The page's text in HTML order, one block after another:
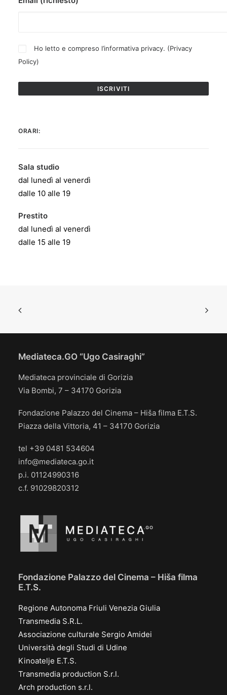
Ho letto e compreso l’informativa privacy. (Privacy
Policy)
ORARI:
Sala studio
dal lunedì al venerdì
dalle 10 alle 19
Prestito
dal lunedì al venerdì
dalle 15 alle 19
Mediateca.GO “Ugo Casiraghi”
Mediateca provinciale di Gorizia
Via Bombi, 7 – 34170 Gorizia
Fondazione Palazzo del Cinema – Hiša filma E.T.S.
Piazza della Vittoria, 41 – 34170 Gorizia
tel +39 0481 534604
info@mediateca.go.it
p.i. 01124990316
c.f. 91029820312
Fondazione Palazzo del Cinema – Hiša filma
E.T.S.
Regione Autonoma Friuli Venezia Giulia
Transmedia S.R.L.
Associazione culturale Sergio Amidei
Università degli Studi di Udine
Kinoatelje E.T.S.
Transmedia production S.r.l.
Arch production s.r.l.